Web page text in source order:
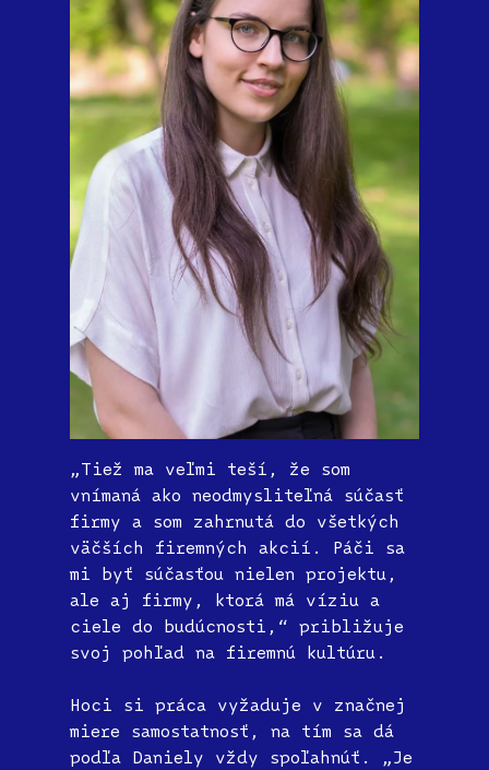
„Tiež ma veľmi teší, že som
vnímaná ako neodmysliteľná súčasť
firmy a som zahrnutá do všetkých
väčších firemných akcií. Páči sa
mi byť súčasťou nielen projektu,
ale aj firmy, ktorá má víziu a
ciele do budúcnosti,“ približuje
svoj pohľad na firemnú kultúru.
Hoci si práca vyžaduje v značnej
miere samostatnosť, na tím sa dá
podľa Daniely vždy spoľahnúť. „Je